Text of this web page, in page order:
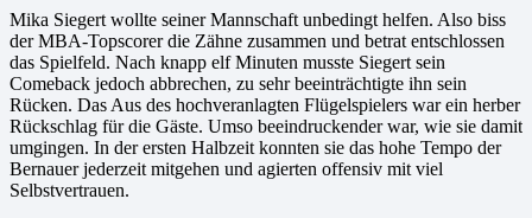
Mika Siegert wollte seiner Mannschaft unbedingt helfen. Also biss
der MBA-Topscorer die Zähne zusammen und betrat entschlossen
das Spielfeld. Nach knapp elf Minuten musste Siegert sein
Comeback jedoch abbrechen, zu sehr beeinträchtigte ihn sein
Rücken. Das Aus des hochveranlagten Flügelspielers war ein herber
Rückschlag für die Gäste. Umso beeindruckender war, wie sie damit
umgingen. In der ersten Halbzeit konnten sie das hohe Tempo der
Bernauer jederzeit mitgehen und agierten offensiv mit viel
Selbstvertrauen.